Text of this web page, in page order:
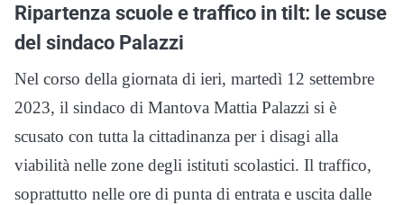
Ripartenza scuole e traffico in tilt: le scuse
del sindaco Palazzi
Nel corso della giornata di ieri, martedì 12 settembre
2023, il sindaco di Mantova Mattia Palazzi si è
scusato con tutta la cittadinanza per i disagi alla
viabilità nelle zone degli istituti scolastici. Il traffico,
soprattutto nelle ore di punta di entrata e uscita dalle